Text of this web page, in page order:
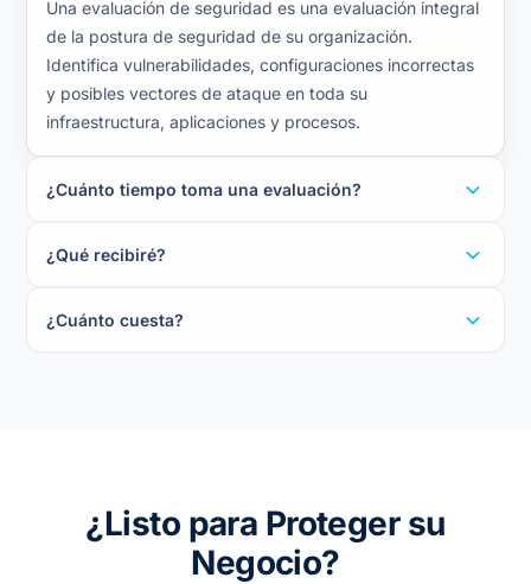
Una evaluación de seguridad es una evaluación integral
de la postura de seguridad de su organización.
Identifica vulnerabilidades, configuraciones incorrectas
y posibles vectores de ataque en toda su
infraestructura, aplicaciones y procesos.
¿Cuánto tiempo toma una evaluación?
¿Qué recibiré?
¿Cuánto cuesta?
¿Listo para Proteger su
Negocio?